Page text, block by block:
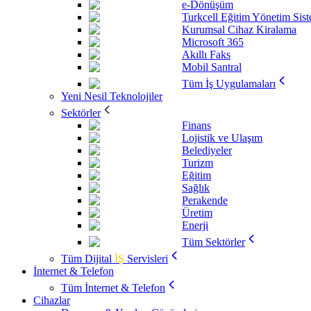
e-Dönüşüm
Turkcell Eğitim Yönetim
Kurumsal Cihaz Kiralama
Microsoft 365
Akıllı Faks
Mobil Santral
Tüm İş Uygulamaları
Yeni Nesil Teknolojiler
Sektörler
Finans
Lojistik ve Ulaşım
Belediyeler
Turizm
Eğitim
Sağlık
Perakende
Üretim
Enerji
Tüm Sektörler
Tüm Dijital İŞ Servisleri
İnternet & Telefon
Tüm İnternet & Telefon
Cihazlar